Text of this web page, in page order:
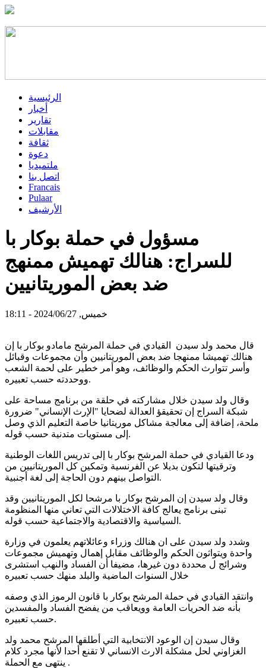
الرئيسية
أخبار
تقارير
مقابلات
ثقافة
دعوة
ملتميديا
اتصل بنا
Francais
Pulaar
الأرشيف
مسؤول في حملة بوكار با
للسراج: هنالك تهميش ممنهج
ضد بعض الموريتانيين
خميس, 2024/06/27 - 18:11
قال محمد ولد سيدن القيادي في حملة المرشح مامادو بوكار با إن
هنالك تهميشا ممنهجا ضد بعض الموريتانيين وأن مجموعات وقبائل
وأسر تتوارث الحكم والوظائف، وهو أمر خطير على لحمة الشعب
ووحددته حسب تعبيره.
وقال ولد سيدن خلال مشاركته في حلقة من برنامج مساحة على
شبكة السراج إن تحقيقؤ العدالة لضحايا "الإرث الإنساني" ضرورة
ملحة، إضافة إلى معالجة مشاكل موريتانيا خاصة التعليم الذي وصل
إلى مستويات متدنية حسب قوله.
ودعا القيادي في حملة المرشح بوكار با إلى تدريس اللغات الوطنية
وترقيتها لتكون بديلا عن الفرنسية وتمكين كل الموريتانيين من
التواصل بينهم دون الحاجة إلى لغة أجنبية.
وقال ولد سيدن إن المرشح بوكار با مرشحا لكل الموريتانيين وقد
تبنى برنامج يعالج كافة الاختلالات التي تعاني منها المنظومة
السياسية والاقتصادية والاجتماعية حسب قوله.
وشدد ولد سيدن على ان هنالك وزراء وعائلاتهم يعلمون في وزارة
واحدة ويتواثون الحكم والوظائف مقابل إهمال وتهميش مجموعات
وشرائج ل محددة دون غيرها، مضيفا أن الفساد والنهب استشرى
خلال السنوات الماضية والبلد منهك حسب تعبيره
وانتقد القيادي في حملة المرشح بوكار با قانون الرموز الذي وصفه
بأنه ضد الحريات العامة وويعاقب من يفضح الفساد والمفسدين
حسب تعبيره.
وقال سيدن إن الوعود الانتخابية التي أطلقها المرشح محمد ولد
الغزاوني لحل مشكلة الارث الانساني لا تقنع أحدا لأنها مجرد كلام
ينتهى مع الحملة .